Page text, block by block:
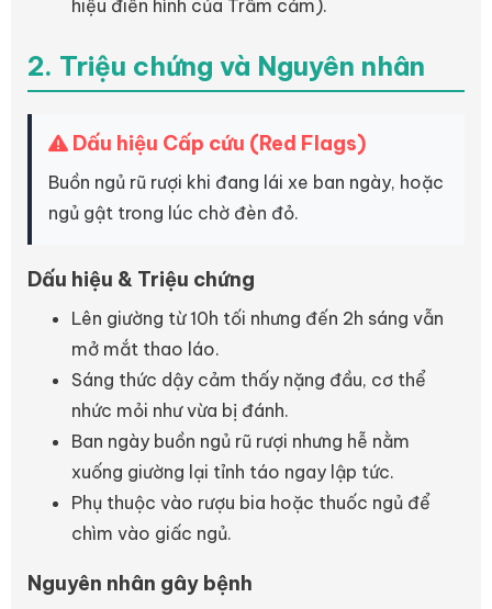
hiệu điển hình của Trầm cảm).
2. Triệu chứng và Nguyên nhân
Dấu hiệu Cấp cứu (Red Flags)
Buồn ngủ rũ rượi khi đang lái xe ban ngày, hoặc
ngủ gật trong lúc chờ đèn đỏ.
Dấu hiệu & Triệu chứng
Lên giường từ 10h tối nhưng đến 2h sáng vẫn
mở mắt thao láo.
Sáng thức dậy cảm thấy nặng đầu, cơ thể
nhức mỏi như vừa bị đánh.
Ban ngày buồn ngủ rũ rượi nhưng hễ nằm
xuống giường lại tỉnh táo ngay lập tức.
Phụ thuộc vào rượu bia hoặc thuốc ngủ để
chìm vào giấc ngủ.
Nguyên nhân gây bệnh